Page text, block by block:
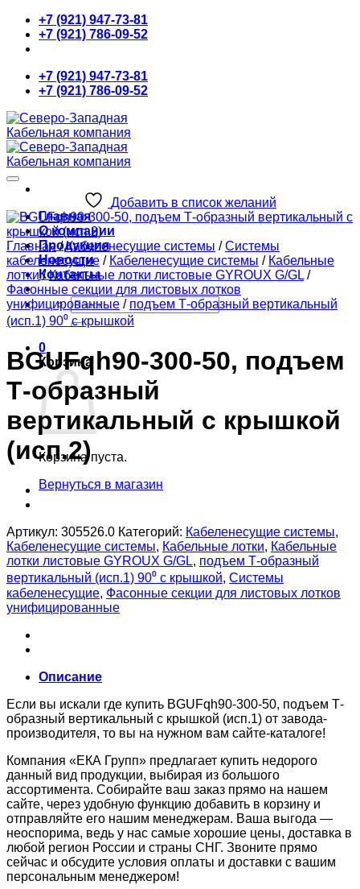
Skip
content
+7 (921) 947-73-81
+7 (921) 786-09-52
+7 (921) 947-73-81
+7 (921) 786-09-52
Главная
О компании
Продукция
Новости
Контакты
Искать:
0
Корзина
Корзина пуста.
Вернуться в магазин
Добавить в список желаний
Главная / Кабеленесущие системы / Системы
кабеленесущие / Кабеленесущие системы / Кабельные
лотки / Кабельные лотки листовые GYROUX G/GL /
Фасонные секции для листовых лотков
унифицированные / подъем Т-образный вертикальный
(исп.1) 90⁰ с крышкой
BGUFqh90-300-50, подъем
Т-образный
вертикальный с крышкой
(исп.2)
Артикул: 305526.0 Категорий: Кабеленесущие системы,
Кабеленесущие системы, Кабельные лотки, Кабельные
лотки листовые GYROUX G/GL, подъем Т-образный
вертикальный (исп.1) 90⁰ с крышкой, Системы
кабеленесущие, Фасонные секции для листовых лотков
унифицированные
Описание
Если вы искали где купить BGUFqh90-300-50, подъем Т-
образный вертикальный с крышкой (исп.1) от завода-
производителя, то вы на нужном вам сайте-каталоге!
Компания «ЕКА Групп» предлагает купить недорого
данный вид продукции, выбирая из большого
ассортимента. Собирайте ваш заказ прямо на нашем
сайте, через удобную функцию добавить в корзину и
отправляйте его нашим менеджерам. Ваша выгода —
неоспорима, ведь у нас самые хорошие цены, доставка в
любой регион России и страны СНГ. Звоните прямо
сейчас и обсудите условия оплаты и доставки с вашим
персональным менеджером!